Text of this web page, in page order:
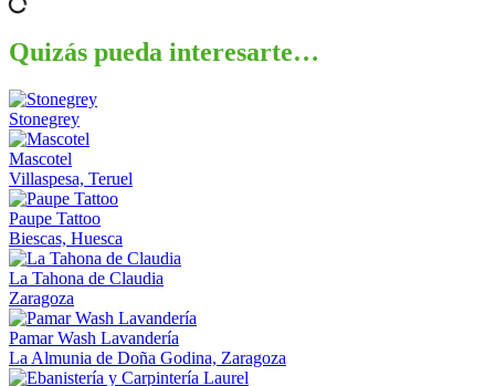
Quizás pueda interesarte…
Stonegrey
Mascotel
Villaspesa, Teruel
Paupe Tattoo
Biescas, Huesca
La Tahona de Claudia
Zaragoza
Pamar Wash Lavandería
La Almunia de Doña Godina, Zaragoza